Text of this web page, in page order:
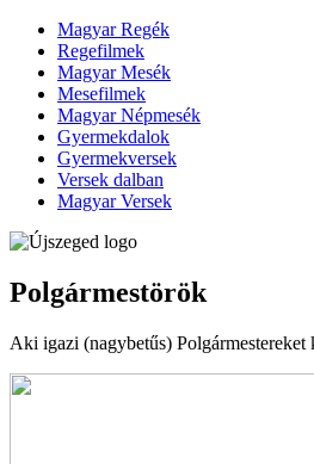
Magyar Regék
Regefilmek
Magyar Mesék
Mesefilmek
Magyar Népmesék
Gyermekdalok
Gyermekversek
Versek dalban
Magyar Versek
Polgármestörök
Aki igazi (nagybetűs)